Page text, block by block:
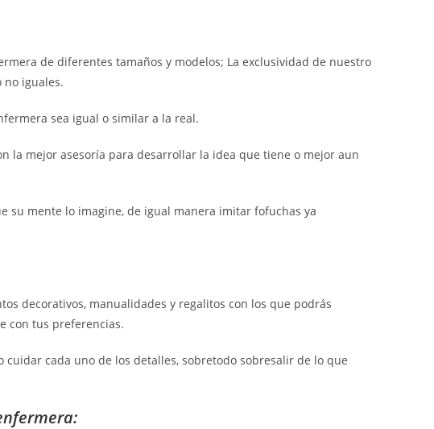
de diferentes tamaños y modelos; La exclusividad de nuestro
iguales.
sea igual o similar a la real.
la mejor asesoría para desarrollar la idea que tiene o mejor aun
su mente lo imagine, de igual manera imitar fofuchas ya
decorativos, manualidades y regalitos con los que podrás
con tus preferencias.
cada uno de los detalles, sobretodo sobresalir de lo que